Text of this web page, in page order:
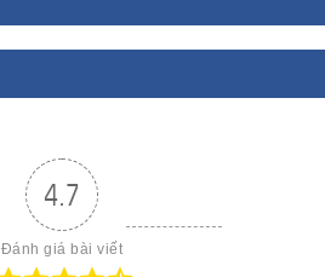
4.7
Đánh giá bài viết